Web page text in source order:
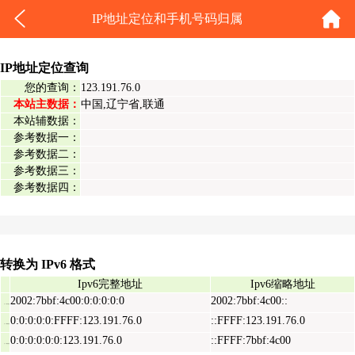
IP地址定位和手机号码归属
IP地址定位查询
您的查询： 123.191.76.0
本站主数据： 中国,辽宁省,联通
本站辅数据：
参考数据一：
参考数据二：
参考数据三：
参考数据四：
转换为 IPv6 格式
Ipv6完整地址 Ipv6缩略地址
2002:7bbf:4c00:0:0:0:0:0 2002:7bbf:4c00::
0:0:0:0:0:FFFF:123.191.76.0 ::FFFF:123.191.76.0
0:0:0:0:0:0:123.191.76.0 ::FFFF:7bbf:4c00